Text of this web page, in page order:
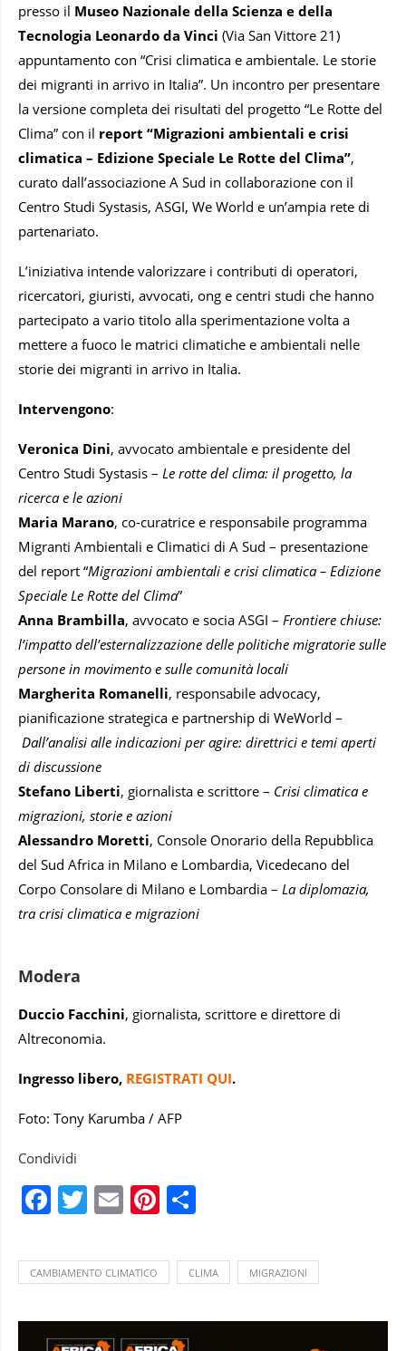
presso il Museo Nazionale della Scienza e della
Tecnologia Leonardo da Vinci (Via San Vittore 21)
appuntamento con “Crisi climatica e ambientale. Le storie
dei migranti in arrivo in Italia”. Un incontro per presentare
la versione completa dei risultati del progetto “Le Rotte del
Clima” con il report “Migrazioni ambientali e crisi
climatica – Edizione Speciale Le Rotte del Clima”,
curato dall’associazione A Sud in collaborazione con il
Centro Studi Systasis, ASGI, We World e un’ampia rete di
partenariato.
L’iniziativa intende valorizzare i contributi di operatori,
ricercatori, giuristi, avvocati, ong e centri studi che hanno
partecipato a vario titolo alla sperimentazione volta a
mettere a fuoco le matrici climatiche e ambientali nelle
storie dei migranti in arrivo in Italia.
Intervengono:
Veronica Dini, avvocato ambientale e presidente del
Centro Studi Systasis – Le rotte del clima: il progetto, la
ricerca e le azioni
Maria Marano, co-curatrice e responsabile programma
Migranti Ambientali e Climatici di A Sud – presentazione
del report “Migrazioni ambientali e crisi climatica – Edizione
Speciale Le Rotte del Clima”
Anna Brambilla, avvocato e socia ASGI – Frontiere chiuse:
l’impatto dell’esternalizzazione delle politiche migratorie sulle
persone in movimento e sulle comunità locali
Margherita Romanelli, responsabile advocacy,
pianificazione strategica e partnership di WeWorld –
Dall’analisi alle indicazioni per agire: direttrici e temi aperti
di discussione
Stefano Liberti, giornalista e scrittore – Crisi climatica e
migrazioni, storie e azioni
Alessandro Moretti, Console Onorario della Repubblica
del Sud Africa in Milano e Lombardia, Vicedecano del
Corpo Consolare di Milano e Lombardia – La diplomazia,
tra crisi climatica e migrazioni
Modera
Duccio Facchini, giornalista, scrittore e direttore di
Altreconomia.
Ingresso libero, REGISTRATI QUI.
Foto: Tony Karumba / AFP
Condividi
Facebook
Twitter
EmailPinterest
CAMBIAMENTO CLIMATICO CLIMA MIGRAZIONI